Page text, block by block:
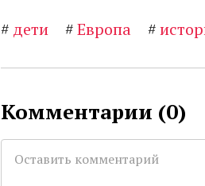
# дети #Европа #
Комментарии (0)